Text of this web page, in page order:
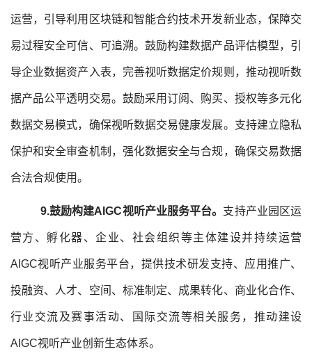
运营，引导利用区块链和智能合约技术开发新业态，保障交
易过程安全可信、可追溯。鼓励构建数据产品评估模型，引
导企业数据资产入表，完善视听数据定价规则，推动视听数
据产品公平透明交易。鼓励采用订阅、购买、授权等多元化
数据交易模式，确保视听数据交易健康发展。支持建立隐私
保护和安全审查机制，强化数据安全与合规，确保交易数据
合法合规使用。
9.鼓励构建AIGC视听产业服务平台。 支持产业园区运
营方、孵化器、企业、社会组织等主体建设并持续运营
AIGC视听产业服务平台，提供技术研发支持、应用推广、
投融资、人才、空间、标准制定、成果转化、商业化合作、
行业交流及赛事活动、国际交流等相关服务，推动建设
AIGC视听产业创新生态体系。